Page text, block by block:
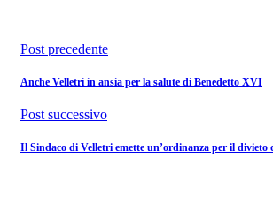
Post precedente
Anche Velletri in ansia per la salute di Benedetto XVI
Post successivo
Il Sindaco di Velletri emette un’ordinanza per il